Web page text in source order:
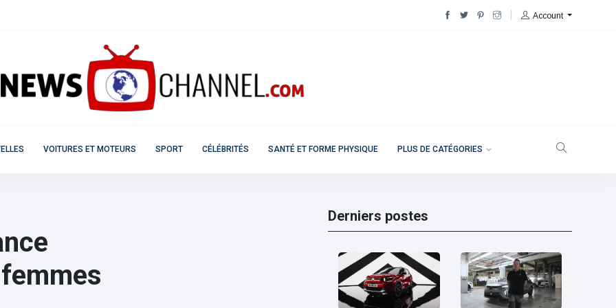
Account
VOITURES ET MOTEURS SPORT CÉLÉBRITÉS SANTÉ ET FORME PHYSIQUE PLUS DE CATÉGORIES
Derniers postes